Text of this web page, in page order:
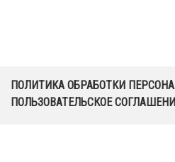
ПОЛИТИКА ОБРАБОТКИ
ПОЛЬЗОВАТЕЛЬСКОЕ